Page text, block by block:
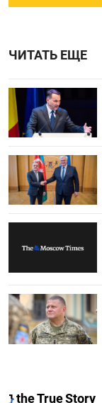
ЧИТАТЬ ЕЩЕ